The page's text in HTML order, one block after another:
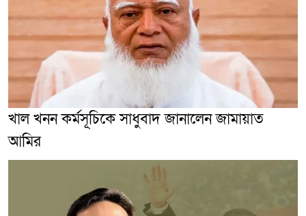
খাল খনন কর্মসূচিকে সাধুবাদ জানালেন জামায়াত
আমির